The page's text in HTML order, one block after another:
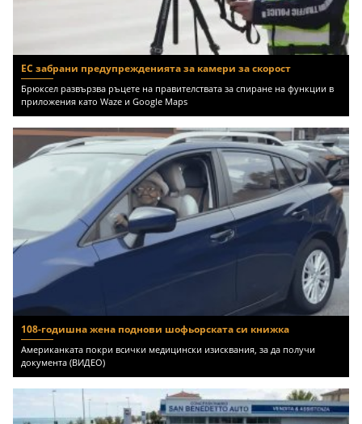
ЕС забрани предупрежденията за камери за скорост
Брюксел развързва ръцете на правителствата за спиране на функции в
приложения като Waze и Google Maps
108-годишна жена поднови шофьорската си книжка
Американката покри всички медицински изисквания, за да получи
документа (ВИДЕО)